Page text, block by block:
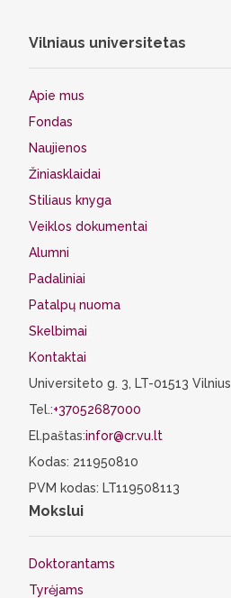
Vilniaus universitetas
Apie mus
Fondas
Naujienos
Žiniasklaidai
Stiliaus knyga
Veiklos dokumentai
Alumni
Padaliniai
Patalpų nuoma
Skelbimai
Kontaktai
Universiteto g. 3, LT-01513 Vilnius
Tel.:+37052687000
El.paštas:infor@cr.vu.lt
Kodas: 211950810
PVM kodas: LT119508113
Mokslui
Doktorantams
Tyrėjams